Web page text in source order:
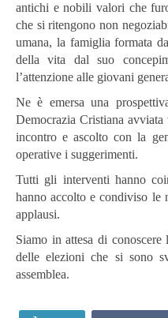
antichi e nobili valori che
che si ritengono non
umana, la famiglia formata
della vita dal suo
l’attenzione alle giovani
Ne è emersa una
Democrazia Cristiana
incontro e ascolto con la
operative i suggerimenti.
Tutti gli interventi hanno
hanno accolto e condiviso le
applausi.
Siamo in attesa di
delle elezioni che si sono
assemblea.